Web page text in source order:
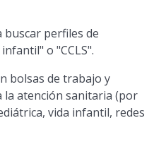
perfiles de
o "CCLS".
bolsas de trabajo y
atención sanitaria (por
vida infantil, redes